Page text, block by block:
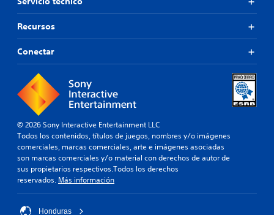
Recursos
Conectar
© 2026 Sony Interactive Entertainment LLC
Todos los contenidos, títulos de juegos, nombres y/o imágenes
comerciales, marcas comerciales, arte e imágenes asociadas
son marcas comerciales y/o material con derechos de autor de
sus propietarios respectivos.Todos los derechos
reservados. Más información
Honduras